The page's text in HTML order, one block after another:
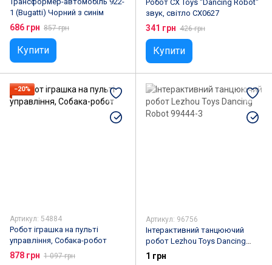
1 (Bugatti) Чорний з синім
686 грн 857 грн
Купити
Робот CX Toys "Dancing Robot"
звук, світло CX0627
341 грн 426 грн
Купити
−20%
Артикул: 54884
Робот іграшка на пульті
управління, Собака-робот
878 грн 1 097 грн
Артикул: 96756
Інтерактивний танцюючий
робот Lezhou Toys Dancing
Robot 99444-3
1 грн